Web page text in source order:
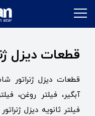
قطعات دیزل
قطعات دیزل ژنراتور
آبگیر، فیلتر روغن،
فیلتر ثانویه دیزل